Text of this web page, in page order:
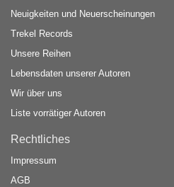
Neuigkeiten und Neuerscheinungen
Trekel Records
Unsere Reihen
Lebensdaten unserer Autoren
Wir über uns
Liste vorrätiger Autoren
Rechtliches
Impressum
AGB